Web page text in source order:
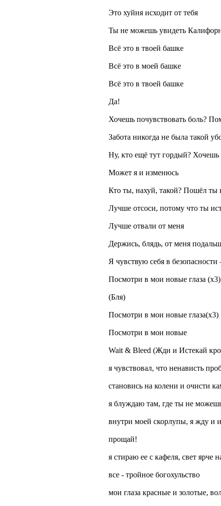
Это хуйня исходит от тебя
Ты не можешь увидеть
Всё это в твоей башке
Всё это в моей башке
Всё это в твоей башке
Да!
Хочешь почувствовать боль?
Забота никогда не была такой
Ну, кто ещё тут гордый? Хочешь
Может я и изменюсь
Кто ты, нахуй, такой? Пошёл ты
Лучше отсоси, потому что ты
Лучше отвали от меня
Держись, блядь, от меня
Я чувствую себя в
Посмотри в мои новые глаза (x3)
(Бля)
Посмотри в мои новые глаза(x3)
Посмотри в мои новые
Wait & Bleed (Жди и Истекай
я чувствовал, что ненависть
становись на колени и очисти
я блуждаю там, где ты не
внутри моей скорлупы, я жду и
прощай!
я стираю ее с кафеля, свет ярче
все - тройное богохульство
мои глаза красные и золотые,